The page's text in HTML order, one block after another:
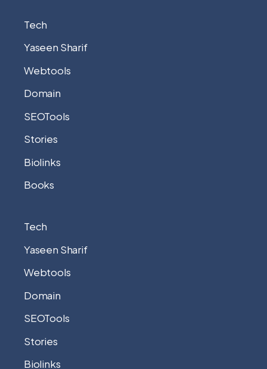
Tech
Yaseen Sharif
Webtools
Domain
SEOTools
Stories
Biolinks
Books
Tech
Yaseen Sharif
Webtools
Domain
SEOTools
Stories
Biolinks